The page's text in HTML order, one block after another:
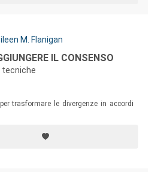
M. Flanigan
IL CONSENSO
tecniche
trasformare le divergenze in accordi